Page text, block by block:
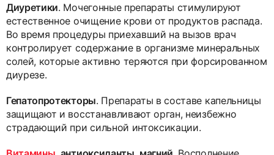
Диуретики. Мочегонные препараты стимулируют
естественное очищение крови от продуктов распада.
Во время процедуры приехавший на вызов врач
контролирует содержание в организме минеральных
солей, которые активно теряются при форсированном
диурезе.
Гепатопротекторы. Препараты в составе капельницы
защищают и восстанавливают орган, неизбежно
страдающий при сильной интоксикации.